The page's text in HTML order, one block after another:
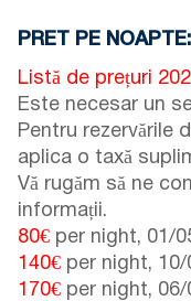
PRET PE NOAPTE:
Listă de prețuri
Este necesar un
Pentru rezervările
aplica o taxă
Vă rugăm să ne
informații.
80€ per night, 01/
140€ per night, 10/
170€ per night, 06/